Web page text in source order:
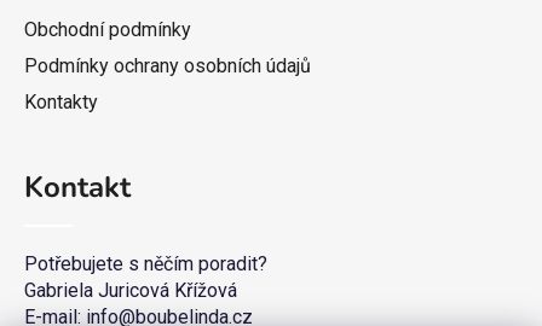
Obchodní podmínky
Podmínky ochrany osobních údajů
Kontakty
Kontakt
Potřebujete s něčím poradit?
Gabriela Juricová Křížová
E-mail: info@boubelinda.cz